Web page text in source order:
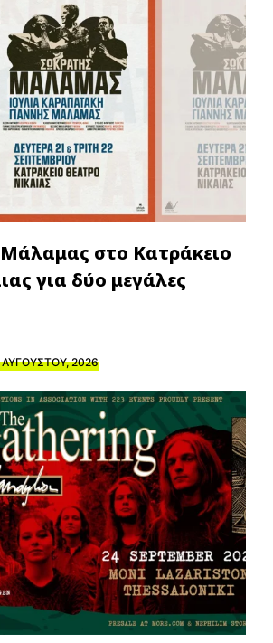
στο Κατράκειο
για δύο μεγάλες
ΑΥΓΟΥΣΤΟΥ, 2026